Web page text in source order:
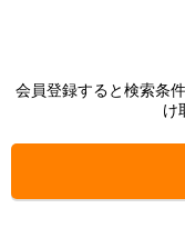
会員登録すると検索条
け